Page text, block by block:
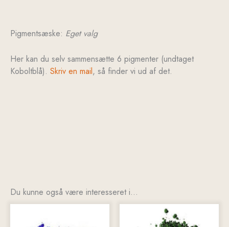
Pigmentsæske: Eget valg
Her kan du selv sammensætte 6 pigmenter (undtaget
Koboltblå). Skriv en mail, så finder vi ud af det.
Du kunne også være interesseret i…